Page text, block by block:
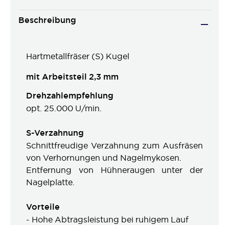
Beschreibung
Hartmetallfräser (S) Kugel
mit Arbeitsteil 2,3 mm
Drehzahlempfehlung
opt. 25.000 U/min.
S-Verzahnung
Schnittfreudige Verzahnung zum Ausfräsen
von Verhornungen und Nagelmykosen.
Entfernung von Hühneraugen unter der
Nagelplatte.
Vorteile
- Hohe Abtragsleistung bei ruhigem Lauf